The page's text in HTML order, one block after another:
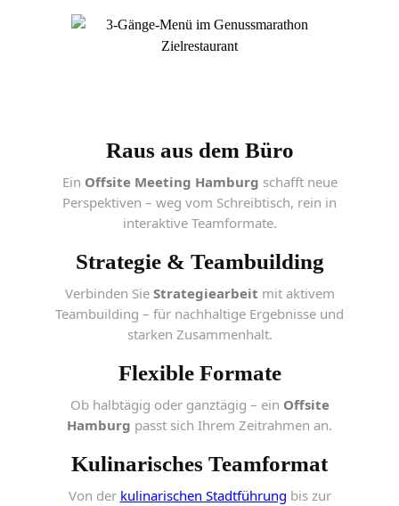
Raus aus dem Büro
Ein Offsite Meeting Hamburg schafft neue
Perspektiven – weg vom Schreibtisch, rein in
interaktive Teamformate.
Strategie & Teambuilding
Verbinden Sie Strategiearbeit mit aktivem
Teambuilding – für nachhaltige Ergebnisse und
starken Zusammenhalt.
Flexible Formate
Ob halbtägig oder ganztägig – ein Offsite
Hamburg passt sich Ihrem Zeitrahmen an.
Kulinarisches Teamformat
Von der kulinarischen Stadtführung bis zur